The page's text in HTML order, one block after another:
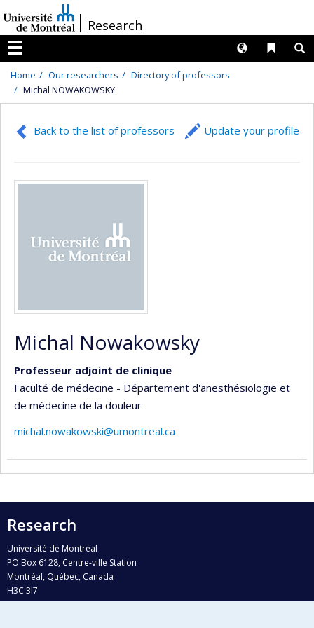
au
contenu
/Research
Menu
Liens
Langues
Home Our researchers
Directory of professors
Michal NOWAKOWSKY
Back to the list of professors Update your profile
Michal Nowakowsky
Professeur adjoint de clinique
Faculté de médecine - Département d'anesthésiologie et
de médecine de la douleur
michal.nowakowski@umontreal.ca
Research
Université de Montréal
PO Box 6128, Centre-ville Station
Montréal, Québec, Canada
H3C 3J7